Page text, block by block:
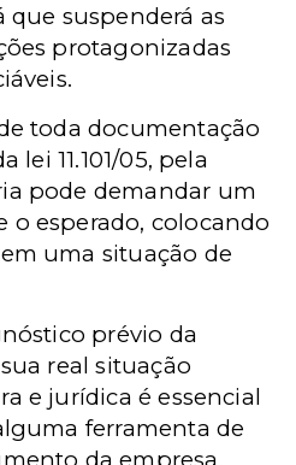
que suspenderá as
protagonizadas
toda documentação
lei 11.101/05, pela
pode demandar um
esperado, colocando
uma situação de
prévio da
real situação
e jurídica é essencial
ferramenta de
da empresa.